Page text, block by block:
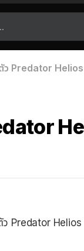
ว Predator
Predator